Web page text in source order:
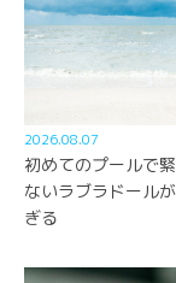
2026.08.07
初めてのプールで
ないラブラドール
ぎる